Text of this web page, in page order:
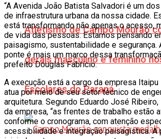
Atletismo de Campo Mourão
gerais masculino e feminino
Escolares do Paraná
“A Avenida João Batista Salvadori é um
de infraestrutura urbana da nossa cidade.
está transformando não apenas o acesso,
de vida das pessoas. Estamos pensando
paisagismo, sustentabilidade e segurança.
ponte é mais um marco dessa
prefeito Douglas Fabrício.
A execução está a cargo da empresa Itaipu
atua por meio de seu setor técnico de
arquitetura. Segundo Eduardo José
da empresa, “as frentes de trabalho estão
conforme o cronograma, com atenção
acessibilidade e integração paisagística. A